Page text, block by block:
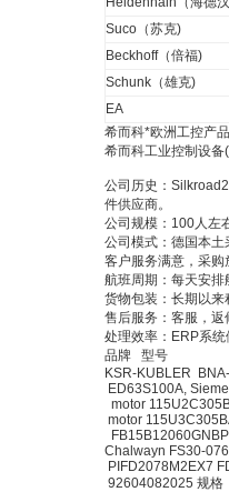
Suco（苏克)
Beckhoff（倍福)
Schunk（雄克)
EA
希而科*欧洲工控产
希而科工业控制设
公司历史：
件供应商。
公司规模：100人左
公司模式：德国本
客户服务满意，采购
航班周期：每天安
货物包装：长期以
售后服务：客服，
处理效率：ERP系
品牌 型号
KSR-KUBLER
ED63S100A,
motor
motor
Chalwayn FS30-
92604082025 规